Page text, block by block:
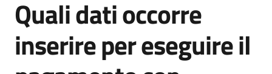
L'Agenzia
Novità
Salta al contenuto
Quali dati occorre
inserire per eseguire il